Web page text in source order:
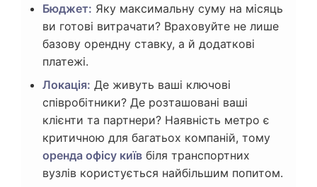
Бюджет: Яку максимальну суму на місяць
ви готові витрачати? Враховуйте не лише
базову орендну ставку, а й додаткові
платежі.
Локація: Де живуть ваші ключові
співробітники? Де розташовані ваші
клієнти та партнери? Наявність метро є
критичною для багатьох компаній, тому
оренда офісу київ біля транспортних
вузлів користується найбільшим попитом.